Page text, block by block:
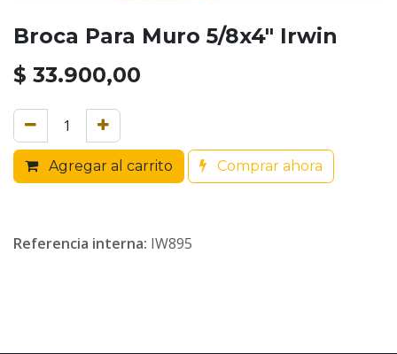
Broca Para Muro 5/8x4" Irwin
$ 33.900,00
Agregar al carrito Comprar ahora
Referencia interna: IW895